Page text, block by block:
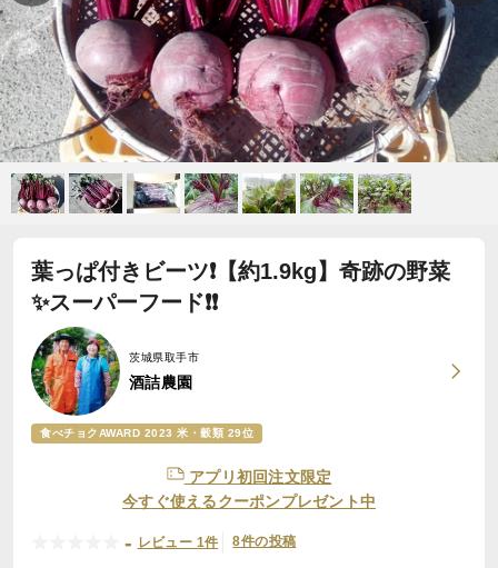
葉っぱ付きビーツ❗️【約1.9kg】奇跡の野菜
✨スーパーフード❗️❗️
茨城県取手市
酒詰農園
食べチョクAWARD 2023 米・穀類 29位
アプリ初回注文限定
今すぐ使えるクーポンプレゼント中
- レビュー 1件 8件の投稿